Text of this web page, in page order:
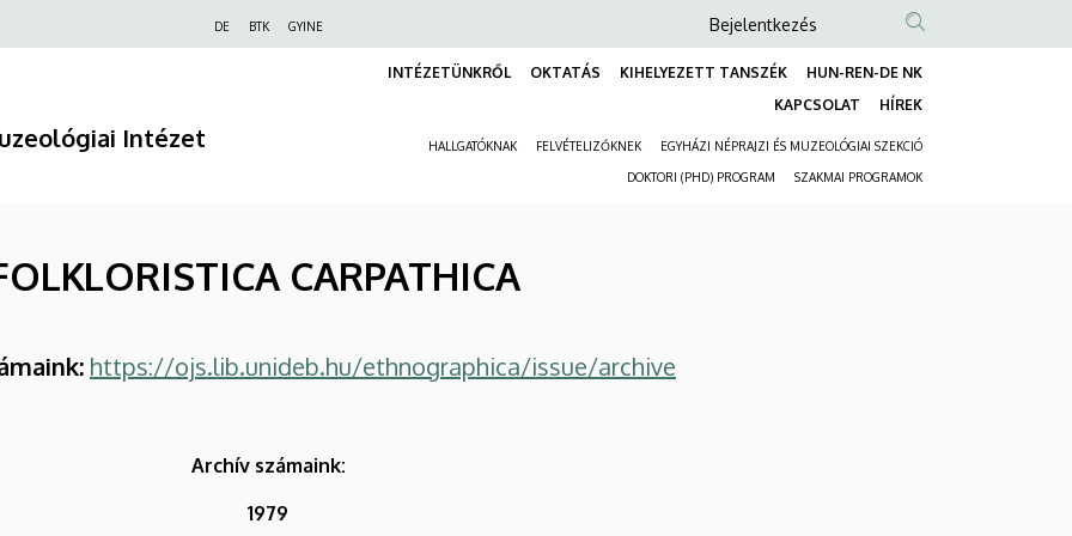
DE BTK GYINE
Anonim
Felhasználói
Bejelentkezés
Intézet
INTÉZETÜNKRŐL OKTATÁS KIHELYEZETT TANSZÉK
HUN-REN-DE NK
KAPCSOLAT
HÍREK
HALLGATÓKNAK FELVÉTELIZŐKNEK EGYHÁZI NÉPRAJZI ÉS MUZEOLÓGIAI SZEKCIÓ
DOKTORI (PHD) PROGRAM SZAKMAI PROGRAMOK
CARPATHICA
https://ojs.lib.unideb.hu/ethnographica/issue/archive
Archív számaink:
1979